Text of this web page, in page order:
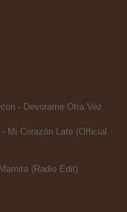
- Devorame Otra Vez
Mi Corazòn Late (Official
(Radio Edit)